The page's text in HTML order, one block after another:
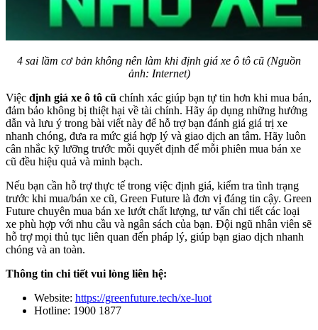
4 sai lầm cơ bản không nên làm khi định giá xe ô tô cũ (Nguồn
ảnh: Internet)
Việc định giá xe ô tô cũ chính xác giúp bạn tự tin hơn khi mua bán,
đảm bảo không bị thiệt hại về tài chính. Hãy áp dụng những hướng
dẫn và lưu ý trong bài viết này để hỗ trợ bạn đánh giá giá trị xe
nhanh chóng, đưa ra mức giá hợp lý và giao dịch an tâm. Hãy luôn
cân nhắc kỹ lưỡng trước mỗi quyết định để mỗi phiên mua bán xe
cũ đều hiệu quả và minh bạch.
Nếu bạn cần hỗ trợ thực tế trong việc định giá, kiểm tra tình trạng
trước khi mua/bán xe cũ, Green Future là đơn vị đáng tin cậy. Green
Future chuyên mua bán xe lướt chất lượng, tư vấn chi tiết các loại
xe phù hợp với nhu cầu và ngân sách của bạn. Đội ngũ nhân viên sẽ
hỗ trợ mọi thủ tục liên quan đến pháp lý, giúp bạn giao dịch nhanh
chóng và an toàn.
Thông tin chi tiết vui lòng liên hệ:
Website: https://greenfuture.tech/xe-luot
Hotline: 1900 1877